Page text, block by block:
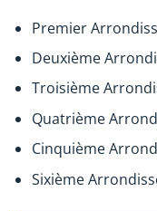
Premier
Deuxième
Troisième
Quatrième
Cinquième
Sixième